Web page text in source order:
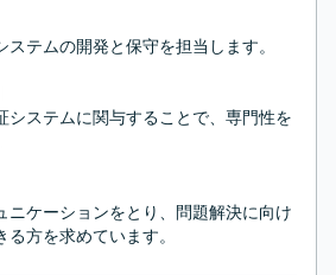
テムの開発と保守を担当します。
システムに関与することで、専門性を
ニケーションをとり、問題解決に向け
方を求めています。